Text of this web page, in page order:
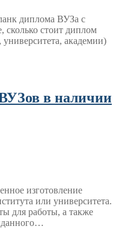
диплома ВУЗа с
сколько стоит диплом
академии)
в наличии
изготовление
или университета.
для работы, а также